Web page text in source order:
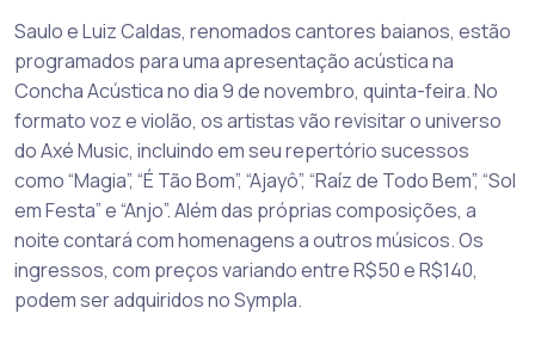
Saulo e Luiz Caldas, renomados cantores baianos, estão
programados para uma apresentação acústica na
Concha Acústica no dia 9 de novembro, quinta-feira. No
formato voz e violão, os artistas vão revisitar o universo
do Axé Music, incluindo em seu repertório sucessos
como “Magia”, “É Tão Bom”, “Ajayô”, “Raíz de Todo Bem”, “Sol
em Festa” e “Anjo”. Além das próprias composições, a
noite contará com homenagens a outros músicos. Os
ingressos, com preços variando entre R$50 e R$140,
podem ser adquiridos no Sympla.